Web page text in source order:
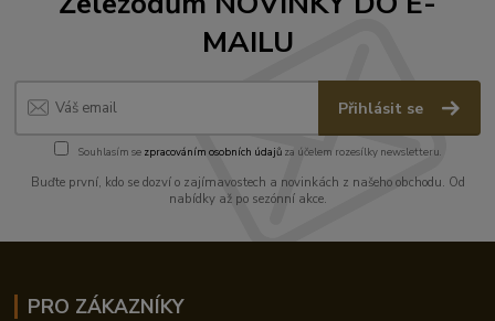
MAILU
Přihlásit se
Souhlasím se zpracováním osobních údajůza účelem rozesílky newsletteru.
Buďte první, kdo se dozví o zajímavostech a novinkách z našeho obchodu. Od
nabídky až po sezónní akce.
PRO ZÁKAZNÍKY